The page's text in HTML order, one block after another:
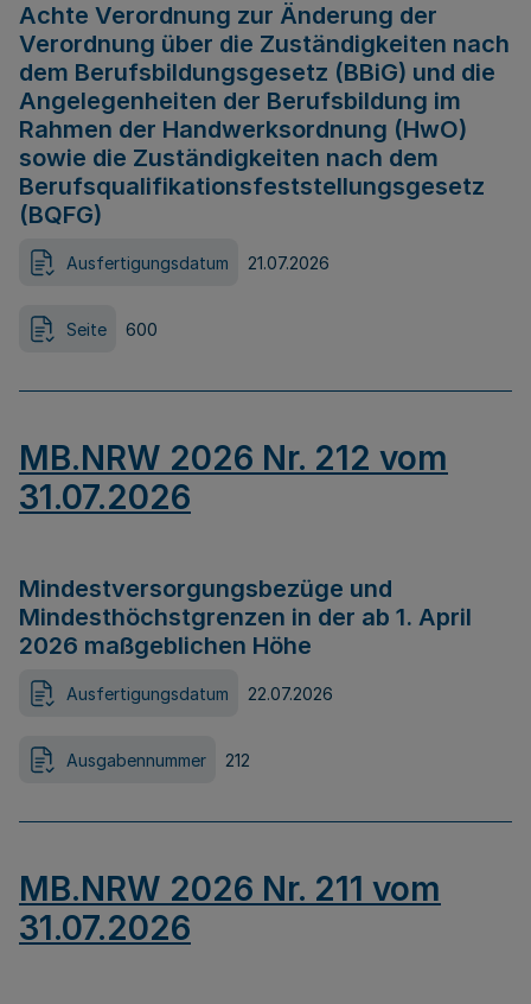
Achte Verordnung zur Änderung der
Verordnung über die Zuständigkeiten nach
dem Berufsbildungsgesetz (BBiG) und die
Angelegenheiten der Berufsbildung im
Rahmen der Handwerksordnung (HwO)
sowie die Zuständigkeiten nach dem
Berufsqualifikationsfeststellungsgesetz
(BQFG)
Ausfertigungsdatum 21.07.2026
Seite 600
MB.NRW 2026 Nr. 212 vom
31.07.2026
Mindestversorgungsbezüge und
Mindesthöchstgrenzen in der ab 1. April
2026 maßgeblichen Höhe
Ausfertigungsdatum 22.07.2026
Ausgabennummer 212
MB.NRW 2026 Nr. 211 vom
31.07.2026